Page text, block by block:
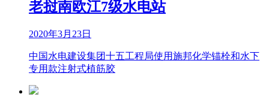
老挝南欧江7级水电站
2020年3月23日
中国水电建设集团十五工程局使用施邦化学锚栓和水下
专用款注射式植筋胶